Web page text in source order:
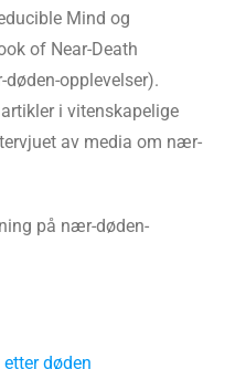
Mind og
of Near-Death
opplevelser).
i vitenskapelige
av media om nær-
på nær-døden-
døden